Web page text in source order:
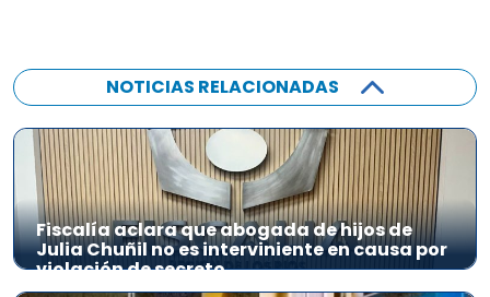
NOTICIAS RELACIONADAS
Fiscalía aclara que abogada de hijos de
Julia Chuñil no es interviniente en causa por
violación de secreto